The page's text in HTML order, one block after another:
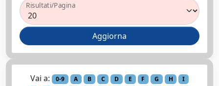
Risultati/Pagina
Vai a: 0-9 A B C D E F G H
I